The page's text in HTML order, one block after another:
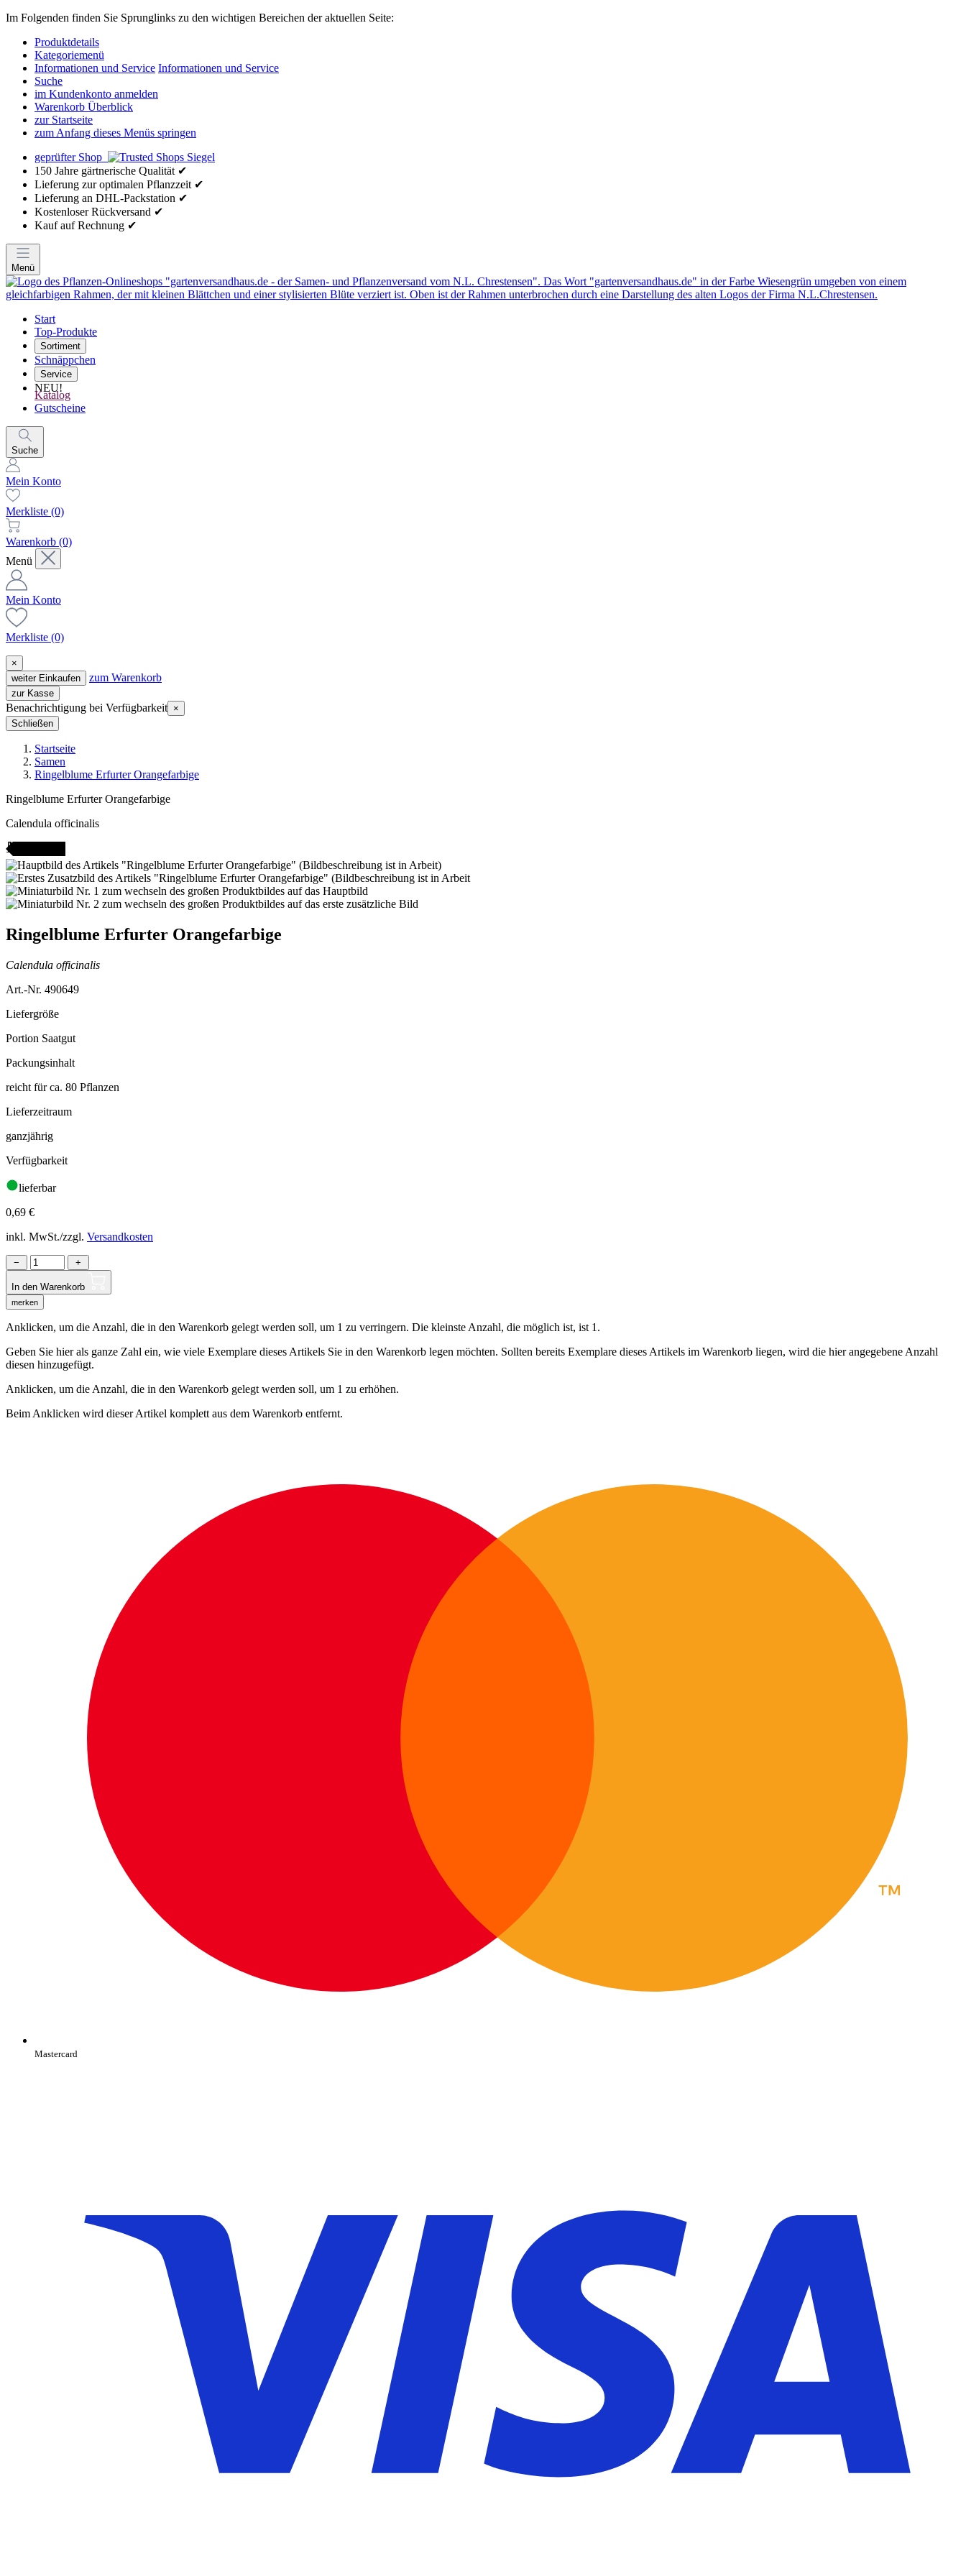
Im Folgenden finden Sie Sprunglinks zu den wichtigen Bereichen der aktuellen Seite:
Produktdetails
Kategoriemenü
Informationen und Service Informationen und Service
Suche
im Kundenkonto anmelden
Warenkorb Überblick
zur Startseite
zum Anfang dieses Menüs springen
geprüfter Shop
150 Jahre gärtnerische Qualität ✔
Lieferung zur optimalen Pflanzzeit ✔
Lieferung an DHL-Packstation ✔
Kostenloser Rückversand ✔
Kauf auf Rechnung ✔
Menü
Start
Top-Produkte
Sortiment
Schnäppchen
Service
NEU!
Katalog
Gutscheine
Suche
Mein Konto
Merkliste (0)
Warenkorb (0)
Menü
Mein Konto
Merkliste (0)
×
weiter Einkaufen
zum Warenkorb
zur Kasse
Benachrichtigung bei Verfügbarkeit ×
Schließen
Startseite
Samen
Ringelblume Erfurter Orangefarbige
Ringelblume Erfurter Orangefarbige
Calendula officinalis
Ringelblume Erfurter Orangefarbige
Calendula officinalis
Art.-Nr. 490649
Liefergröße
Portion Saatgut
Packungsinhalt
reicht für ca. 80 Pflanzen
Lieferzeitraum
ganzjährig
Verfügbarkeit
lieferbar
0,69 €
inkl. MwSt./zzgl. Versandkosten
− +
In den Warenkorb
merken
Anklicken, um die Anzahl, die in den Warenkorb gelegt werden soll, um 1 zu verringern. Die kleinste Anzahl, die möglich ist, ist 1.
Geben Sie hier als ganze Zahl ein, wie viele Exemplare dieses Artikels Sie in den Warenkorb legen möchten. Sollten bereits Exemplare dieses Artikels im Warenkorb liegen, wird die hier angegebene Anzahl
diesen hinzugefügt.
Anklicken, um die Anzahl, die in den Warenkorb gelegt werden soll, um 1 zu erhöhen.
Beim Anklicken wird dieser Artikel komplett aus dem Warenkorb entfernt.
Mastercard